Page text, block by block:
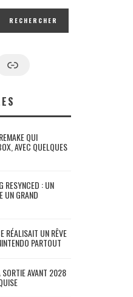
RECHERCHER
Google News
QUI
AVEC QUELQUES
RESYNCED : UN
UN GRAND
RÉALISAIT UN RÊVE
PARTOUT
SORTIE AVANT 2028